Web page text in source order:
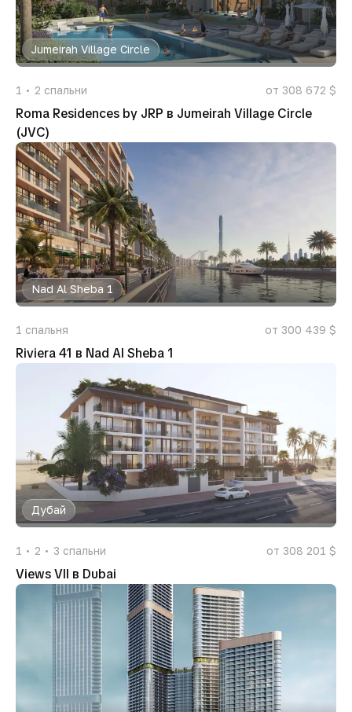
Jumeirah Village Circle
1 2 спальни от 308 672 $
Roma Residences by JRP в Jumeirah Village Circle
(JVC)
Nad Al Sheba 1
1 спальня от 300 439 $
Riviera 41 в Nad Al Sheba 1
Дубай
1 2 3 спальни от 308 201 $
Views VII в Dubai